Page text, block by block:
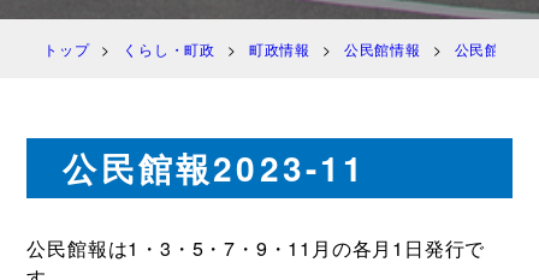
トップ くらし・町政 町政情報 公民館情報 公民館報
公民館報2023-11
公民館報は1・3・5・7・9・11月の各月1日発行で